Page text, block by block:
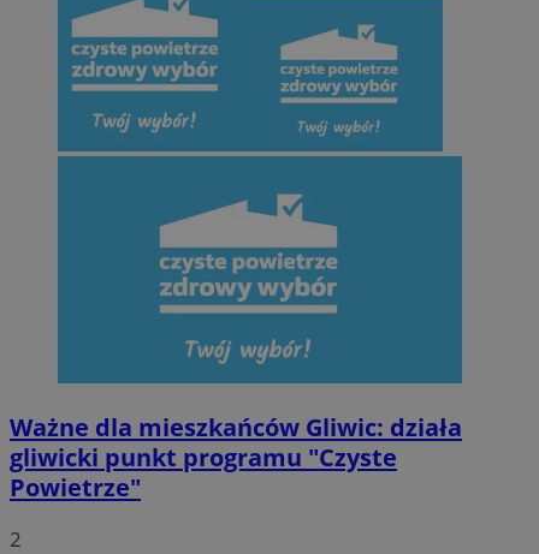
Ważne dla mieszkańców Gliwic: działa
gliwicki punkt programu "Czyste
Powietrze"
2